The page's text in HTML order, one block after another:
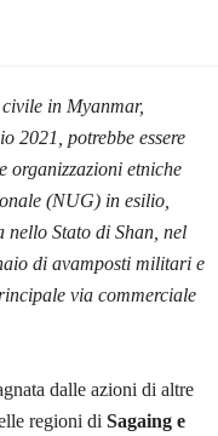
in Myanmar,
2021, potrebbe essere
organizzazioni etniche
(NUG) in esilio,
nello Stato di Shan, nel
di avamposti militari e
via commerciale
dalle azioni di altre
regioni di Sagaing e